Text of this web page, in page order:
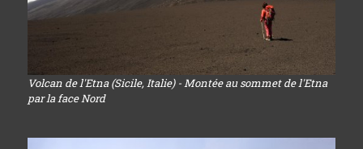
Volcan de l'Etna (Sicile, Italie) - Montée au sommet de l'Etna
par la face Nord